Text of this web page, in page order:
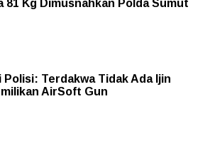
81 Kg Dimusnahkan Polda Sumut
Polisi: Terdakwa Tidak Ada Ijin
AirSoft Gun